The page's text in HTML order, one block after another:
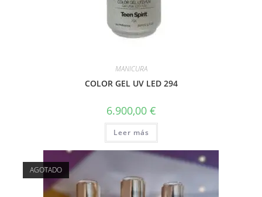
MANICURA
COLOR GEL UV LED 294
6.900,00 €
Leer más
AGOTADO